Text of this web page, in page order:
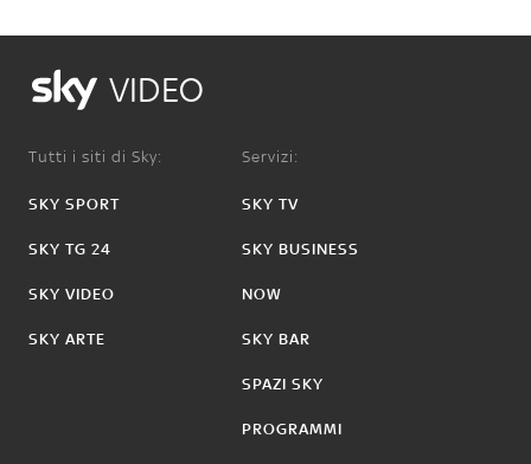
VIDEO
Tutti i siti di Sky:
SKY SPORT
SKY TG 24
SKY VIDEO
SKY ARTE
Servizi:
SKY TV
SKY BUSINESS
NOW
SKY BAR
SPAZI SKY
PROGRAMMI